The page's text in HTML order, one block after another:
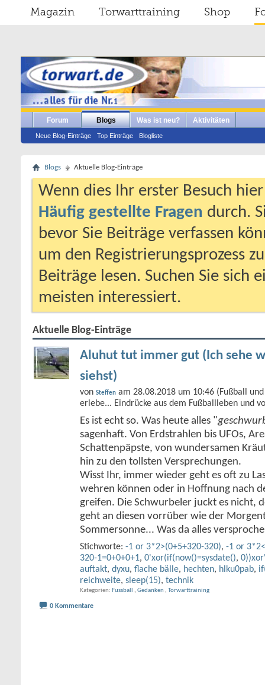
Magazin Torwarttraining Shop
Forum Blogs
Neue Blog-Einträge Top Einträge Blogliste
Was ist neu? Aktivitäten
Blogs Aktuelle Blog-Einträge
Wenn dies Ihr erster Besuch
Häufig gestellte Fragen durch.
bevor Sie Beiträge verfassen
um den Registrierungsprozess
Beiträge lesen. Suchen Sie sich
meisten interessiert.
Aktuelle Blog-Einträge
Aluhut tut immer gut (Ich sehe
siehst)
von Steffen am 28.08.2018 um 10:46 (Fußball
erlebe... Eindrücke aus dem Fußballleben und
Es ist echt so. Was heute alles "
sagenhaft. Von Erdstrahlen bis UFOs,
Schattenpäpste, von wundersamen
hin zu den tollsten Versprechungen.
Wisst Ihr, immer wieder geht es oft zu
wehren können oder in Hoffnung nach
greifen. Die Schwurbeler juckt es nicht,
geht an diesen vorrüber wie der
Sommersonne... Was da alles
Stichworte: -1 or 3*2>(0+5+320-320), -1 or
320-1=0+0+0+1, 0'xor(if(now()=sysdate(),
auftakt, dyxu, flache bälle, hechten, hlku0pab,
reichweite, sleep(15), technik
Kategorien Fussball , Gedanken , Torwarttraining
0 Kommentare